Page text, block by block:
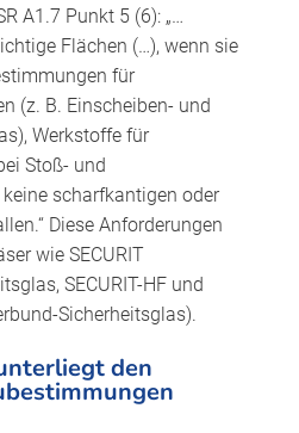
A1.7 Punkt 5 (6): „…
Flächen (…), wenn sie
für
(z. B. Einscheiben- und
Werkstoffe für
Stoß- und
scharfkantigen oder
Diese Anforderungen
wie SECURIT
SECURIT-HF und
Sicherheitsglas).
den